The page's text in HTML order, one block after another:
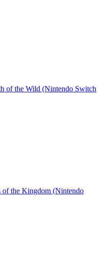
of the Wild (Nintendo Switch
of the Kingdom (Nintendo